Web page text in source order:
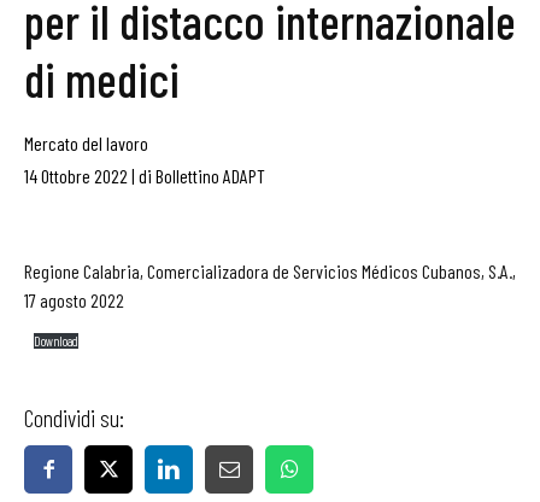
per il distacco internazionale
di medici
Mercato del lavoro
14 Ottobre 2022 | di Bollettino ADAPT
Regione Calabria, Comercializadora de Servicios Médicos Cubanos, S.A.,
17 agosto 2022
Download
Condividi su: